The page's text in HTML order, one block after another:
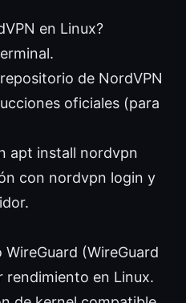
en Linux?
de NordVPN
oficiales (para
apt install nordvpn
con nordvpn login y
(WireGuard
rendimiento en Linux.